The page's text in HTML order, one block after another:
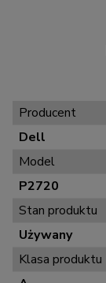
Producent
Dell
Model
P2720
Stan produktu
Używany
Klasa produktu